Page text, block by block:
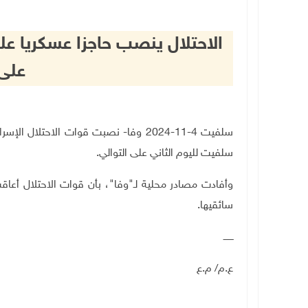
الاحتلال ينصب حاجزا عسكريا
سلفيت 4-11-2024 وفا- نصبت قوات
سلفيت لليوم الثاني على التوالي.
وأفادت مصادر محلية لـ"وفا"، بأن قوات الاحتلال
سائقيها.
ـــــــ
ع.م/ م.ع